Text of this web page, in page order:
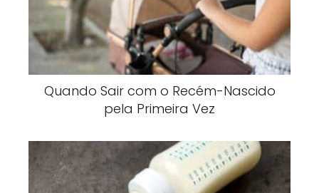
Quando Sair com o Recém-Nascido
pela Primeira Vez